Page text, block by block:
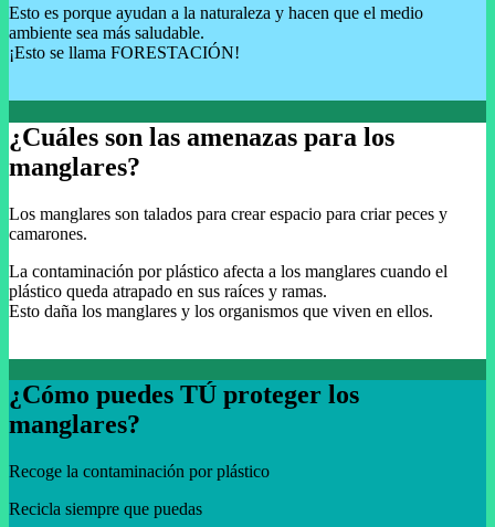
Esto es porque ayudan a la naturaleza y hacen que el medio
ambiente sea más saludable.
¡Esto se llama FORESTACIÓN!
¿Cuáles son las amenazas para los
manglares?
Los manglares son talados para crear espacio para criar peces y
camarones.
La contaminación por plástico afecta a los manglares cuando el
plástico queda atrapado en sus raíces y ramas.
Esto daña los manglares y los organismos que viven en ellos.
¿Cómo puedes TÚ proteger los
manglares?
Recoge la contaminación por plástico
Recicla siempre que puedas